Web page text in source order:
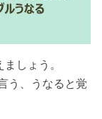
しょう。
う、うなると覚